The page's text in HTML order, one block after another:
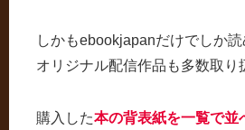
しかもebookjapanだけでしか読
オリジナル配信作品も多数取り
購入した本の背表紙を一覧で並